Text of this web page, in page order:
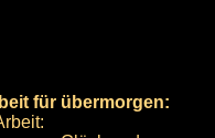
für übermorgen: